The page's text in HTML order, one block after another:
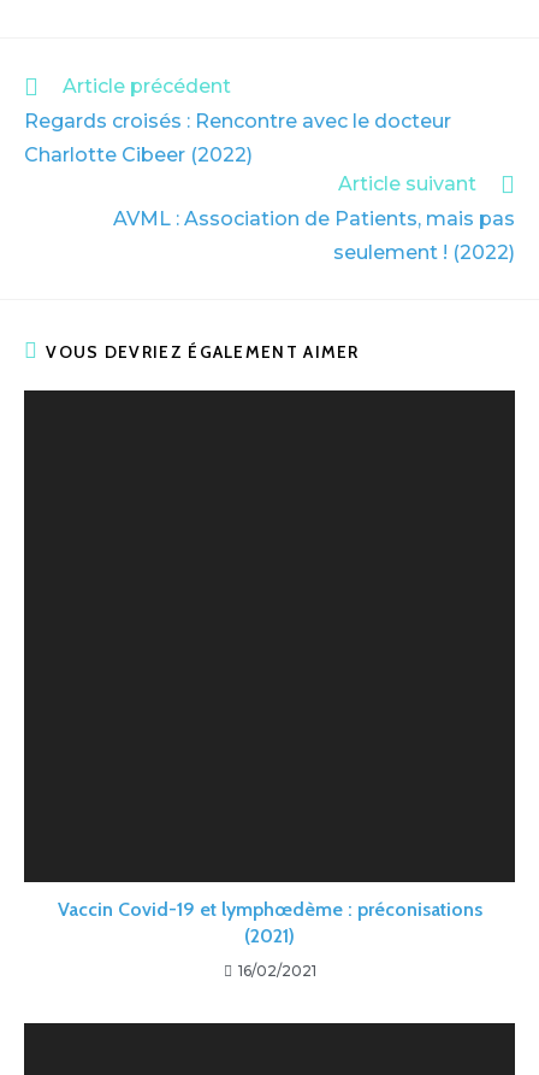
Article précédent
Regards croisés : Rencontre avec le docteur
Charlotte Cibeer (2022)
Article suivant
AVML : Association de Patients, mais pas
seulement ! (2022)
VOUS DEVRIEZ ÉGALEMENT AIMER
Vaccin Covid-19 et lymphœdème : préconisations
(2021)
16/02/2021